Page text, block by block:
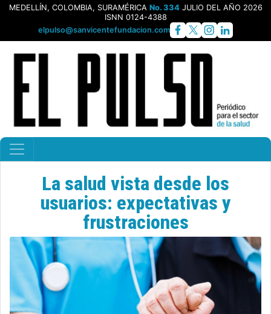
MEDELLÍN, COLOMBIA, SURAMÉRICA No. 334JULIO DEL AÑO 2026
ISNN 0124-4388
elpulso@sanvicentefundacion.com
La salud vista desde los
usuarios: expectativas y
frustraciones